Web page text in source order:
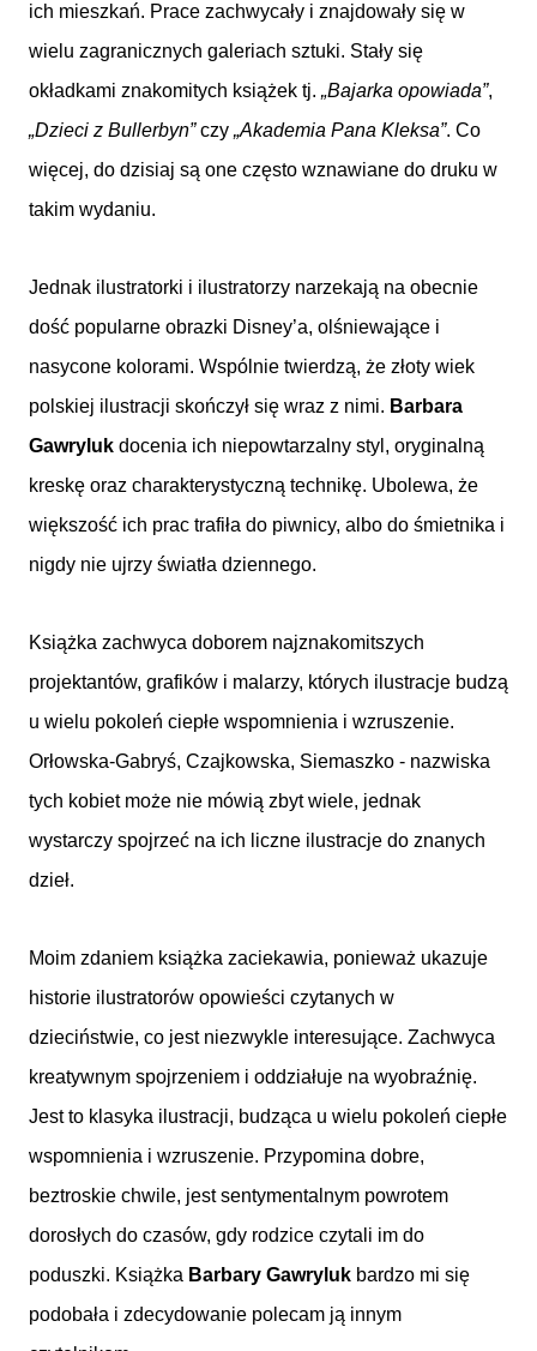
ich mieszkań. Prace zachwycały i znajdowały się w
wielu zagranicznych galeriach sztuki. Stały się
okładkami znakomitych książek tj. „Bajarka opowiada”,
„Dzieci z Bullerbyn”czy „Akademia Pana Kleksa”. Co
więcej, do dzisiaj są one często wznawiane do druku w
takim wydaniu.
Jednak ilustratorki i ilustratorzy narzekają na obecnie
dość popularne obrazki Disney’a, olśniewające i
nasycone kolorami. Wspólnie twierdzą, że złoty wiek
polskiej ilustracji skończył się wraz z nimi. Barbara
Gawryluk docenia ich niepowtarzalny styl, oryginalną
kreskę oraz charakterystyczną technikę. Ubolewa, że
większość ich prac trafiła do piwnicy, albo do śmietnika i
nigdy nie ujrzy światła dziennego.
Książka zachwyca doborem najznakomitszych
projektantów, grafików i malarzy, których ilustracje budzą
u wielu pokoleń ciepłe wspomnienia i wzruszenie.
Orłowska-Gabryś, Czajkowska, Siemaszko - nazwiska
tych kobiet może nie mówią zbyt wiele, jednak
wystarczy spojrzeć na ich liczne ilustracje do znanych
dzieł.
Moim zdaniem książka zaciekawia, ponieważ ukazuje
historie ilustratorów opowieści czytanych w
dzieciństwie, co jest niezwykle interesujące. Zachwyca
kreatywnym spojrzeniem i oddziałuje na wyobraźnię.
Jest to klasyka ilustracji, budząca u wielu pokoleń ciepłe
wspomnienia i wzruszenie. Przypomina dobre,
beztroskie chwile, jest sentymentalnym powrotem
dorosłych do czasów, gdy rodzice czytali im do
poduszki. Książka Barbary Gawryluk bardzo mi się
podobała i zdecydowanie polecam ją innym